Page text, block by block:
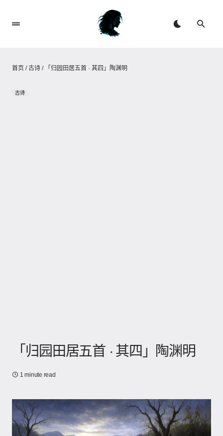
首页 /古诗 / 「归园田居五首 · 其四」陶渊明
古诗
「归园田居五首 · 其四」陶渊明
1 minute read